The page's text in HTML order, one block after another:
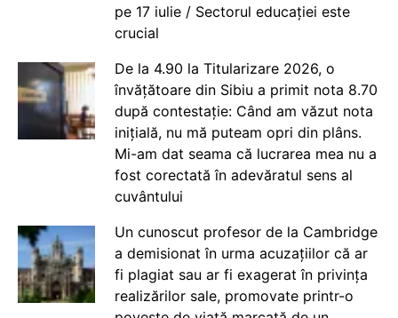
pe 17 iulie / Sectorul educației este
crucial
De la 4.90 la Titularizare 2026, o
învățătoare din Sibiu a primit nota 8.70
după contestație: Când am văzut nota
inițială, nu mă puteam opri din plâns.
Mi-am dat seama că lucrarea mea nu a
fost corectată în adevăratul sens al
cuvântului
Un cunoscut profesor de la Cambridge
a demisionat în urma acuzațiilor că ar
fi plagiat sau ar fi exagerat în privința
realizărilor sale, promovate printr-o